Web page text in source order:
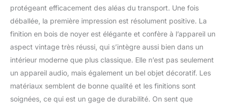
smartphone, tablette ou
Bluetooth 5.0 et écoutez
vos morceaux préférés
grâce au haut-parleur
intégré du tourne-
disque. CAPTEUR AUDIO
TECHNICA DE HAUTE
QUALITÉ : Avec le
capteur magnétique
protégeant efficacement des aléas du transport. Une fois
déballée, la première impression est résolument positive. La
finition en bois de noyer est élégante et confère à l’appareil un
aspect vintage très réussi, qui s’intègre aussi bien dans un
intérieur moderne que plus classique. Elle n’est pas seulement
un appareil audio, mais également un bel objet décoratif. Les
matériaux semblent de bonne qualité et les finitions sont
soignées, ce qui est un gage de durabilité. On sent que